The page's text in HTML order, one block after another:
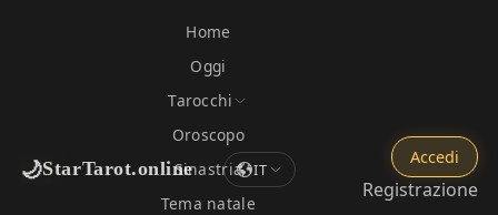
🌙StarTarot.online
Home
Oggi
Tarocchi
Oroscopo
Sinastria
Tema natale
IT
Accedi
Registrazione